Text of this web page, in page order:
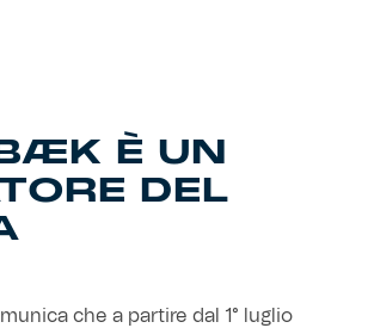
il mio cuorÈ UN
DEL
che a partire dal 1° luglio